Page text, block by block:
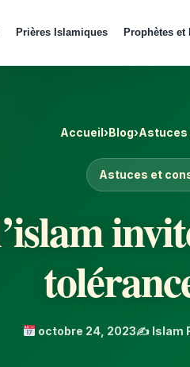
Prières Islamiques Prophètes et
Accueil›Blog›Astuces
Astuces et
octobre 24, 2023✍️ Islam